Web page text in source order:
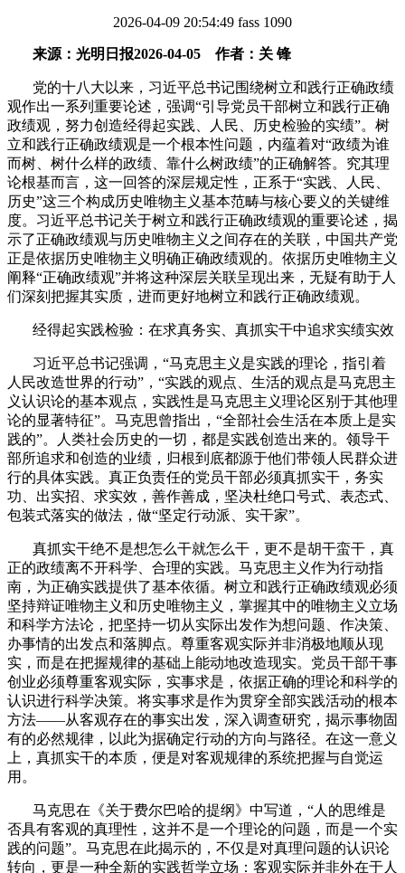
2026-04-09 20:54:49 fass 1090
来源：光明日报2026-04-05 作者：关 锋
党的十八大以来，习近平总书记围绕树立和践行正确政绩
观作出一系列重要论述，强调“引导党员干部树立和践行正确
政绩观，努力创造经得起实践、人民、历史检验的实绩”。树
立和践行正确政绩观是一个根本性问题，内蕴着对“政绩为谁
而树、树什么样的政绩、靠什么树政绩”的正确解答。究其理
论根基而言，这一回答的深层规定性，正系于“实践、人民、
历史”这三个构成历史唯物主义基本范畴与核心要义的关键维
度。习近平总书记关于树立和践行正确政绩观的重要论述，揭
示了正确政绩观与历史唯物主义之间存在的关联，中国共产党
正是依据历史唯物主义明确正确政绩观的。依据历史唯物主义
阐释“正确政绩观”并将这种深层关联呈现出来，无疑有助于人
们深刻把握其实质，进而更好地树立和践行正确政绩观。
经得起实践检验：在求真务实、真抓实干中追求实绩实效
习近平总书记强调，“马克思主义是实践的理论，指引着
人民改造世界的行动”，“实践的观点、生活的观点是马克思主
义认识论的基本观点，实践性是马克思主义理论区别于其他理
论的显著特征”。马克思曾指出，“全部社会生活在本质上是实
践的”。人类社会历史的一切，都是实践创造出来的。领导干
部所追求和创造的业绩，归根到底都源于他们带领人民群众进
行的具体实践。真正负责任的党员干部必须真抓实干，务实
功、出实招、求实效，善作善成，坚决杜绝口号式、表态式、
包装式落实的做法，做“坚定行动派、实干家”。
真抓实干绝不是想怎么干就怎么干，更不是胡干蛮干，真
正的政绩离不开科学、合理的实践。马克思主义作为行动指
南，为正确实践提供了基本依循。树立和践行正确政绩观必须
坚持辩证唯物主义和历史唯物主义，掌握其中的唯物主义立场
和科学方法论，把坚持一切从实际出发作为想问题、作决策、
办事情的出发点和落脚点。尊重客观实际并非消极地顺从现
实，而是在把握规律的基础上能动地改造现实。党员干部干事
创业必须尊重客观实际，实事求是，依据正确的理论和科学的
认识进行科学决策。将实事求是作为贯穿全部实践活动的根本
方法——从客观存在的事实出发，深入调查研究，揭示事物固
有的必然规律，以此为据确定行动的方向与路径。在这一意义
上，真抓实干的本质，便是对客观规律的系统把握与自觉运
用。
马克思在《关于费尔巴哈的提纲》中写道，“人的思维是
否具有客观的真理性，这并不是一个理论的问题，而是一个实
践的问题”。马克思在此揭示的，不仅是对真理问题的认识论
转向，更是一种全新的实践哲学立场：客观实际并非外在于人